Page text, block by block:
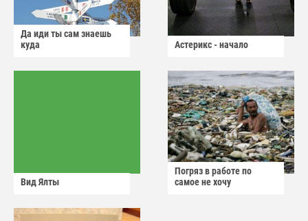
Да иди ты сам знаешь
куда
Астерикс - начало
Вид Ялты
Погряз в работе по
самое не хочу